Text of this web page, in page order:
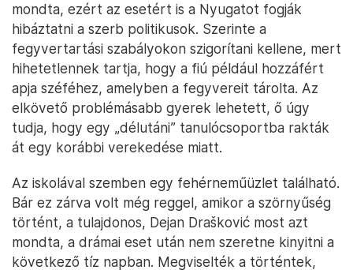
mondta, ezért az esetért is a Nyugatot fogják
hibáztatni a szerb politikusok. Szerinte a
fegyvertartási szabályokon szigorítani kellene, mert
hihetetlennek tartja, hogy a fiú például hozzáfért
apja széféhez, amelyben a fegyvereit tárolta. Az
elkövető problémásabb gyerek lehetett, ő úgy
tudja, hogy egy „délutáni” tanulócsoportba rakták
át egy korábbi verekedése miatt.
Az iskolával szemben egy fehérneműüzlet található.
Bár ez zárva volt még reggel, amikor a szörnyűség
történt, a tulajdonos, Dejan Drašković most azt
mondta, a drámai eset után nem szeretne kinyitni a
következő tíz napban. Megviselték a történtek,